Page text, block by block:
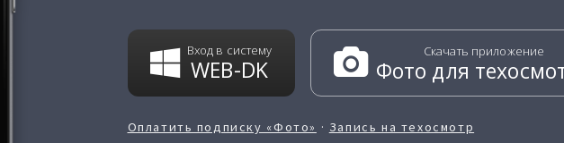
Вход в систему
WEB-DK
Скачать приложение
Фото для
Оплатить подписку «Фото» · Запись на техосмотр